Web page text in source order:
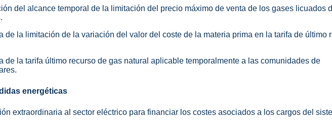
del alcance temporal de la limitación del precio máximo de venta de los gases licuados
de la limitación de la variación del valor del coste de la materia prima en la tarifa de último
de la tarifa último recurso de gas natural aplicable temporalmente a las comunidades de
energéticas
extraordinaria al sector eléctrico para financiar los costes asociados a los cargos del